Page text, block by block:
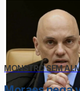
MONSTRO SEM